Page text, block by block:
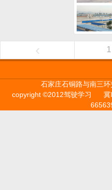
‹
石家庄石铜路与南三
copyright ©2012驾驶学习
冀